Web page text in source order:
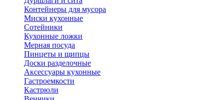
Контейнеры для мусора
Миски кухонные
Сотейники
Кухонные ложки
Мерная посуда
Пинцеты и щипцы
Доски разделочные
Аксессуары кухонные
Гастроемкости
Кастрюли